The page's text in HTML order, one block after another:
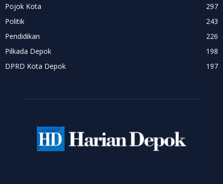
Pojok Kota
297
Politik
243
Pendidikan
226
Pilkada Depok
198
DPRD Kota Depok
197